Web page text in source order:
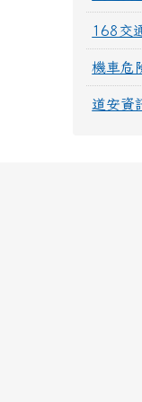
168交
機車危
道安資